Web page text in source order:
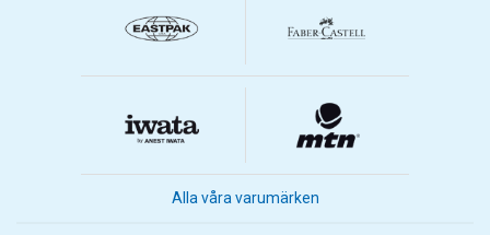
Alla våra varumärken